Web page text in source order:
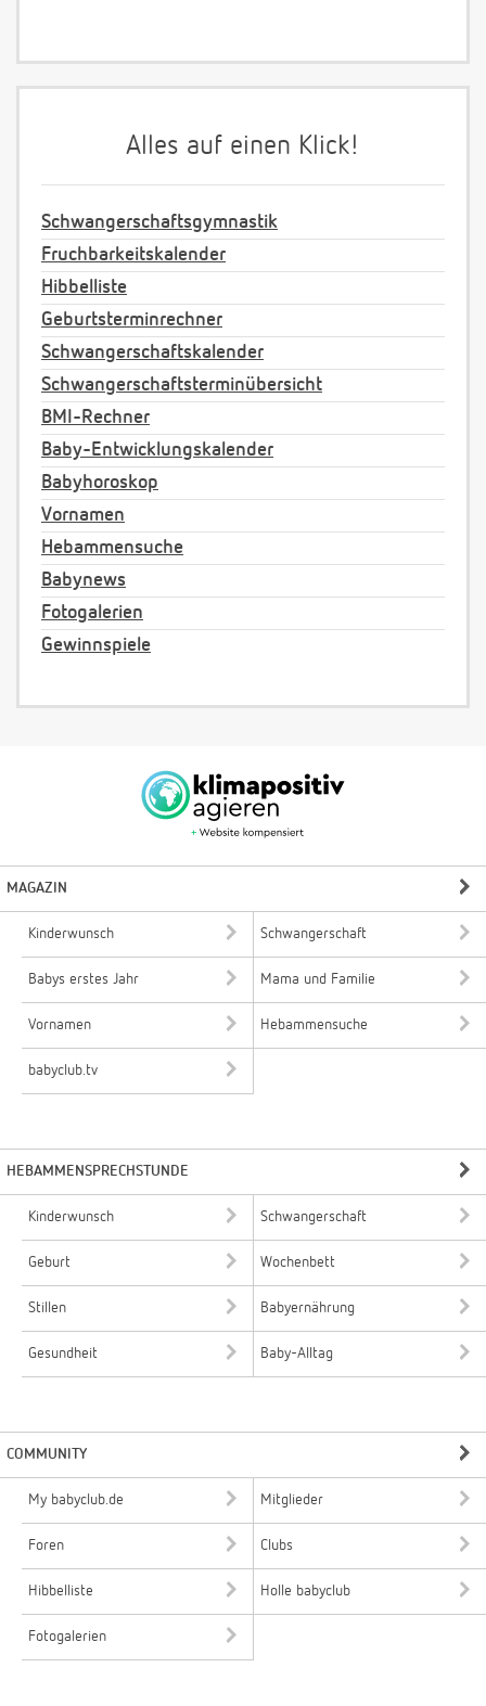
Alles auf einen Klick!
Schwangerschaftsgymnastik
Fruchbarkeitskalender
Hibbelliste
Geburtsterminrechner
Schwangerschaftskalender
Schwangerschaftsterminübersicht
BMI-Rechner
Baby-Entwicklungskalender
Babyhoroskop
Vornamen
Hebammensuche
Babynews
Fotogalerien
Gewinnspiele
MAGAZIN
Kinderwunsch Schwangerschaft
Babys erstes Jahr Mama und Familie
Vornamen Hebammensuche
babyclub.tv
HEBAMMENSPRECHSTUNDE
Kinderwunsch Schwangerschaft
Geburt Wochenbett
Stillen Babyernährung
Gesundheit Baby-Alltag
COMMUNITY
My babyclub.de Mitglieder
Foren Clubs
Hibbelliste Holle babyclub
Fotogalerien